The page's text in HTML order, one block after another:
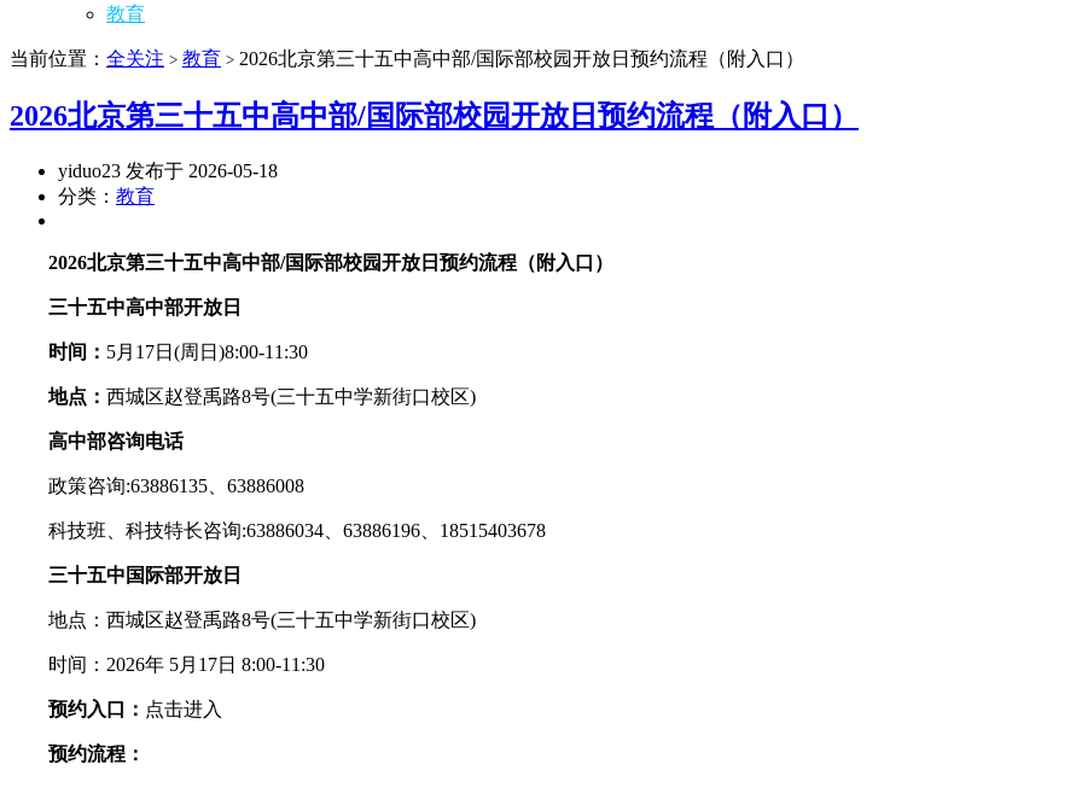
教育
当前位置： 全关注 > 教育 > 2026北京第三十五中高中部/国际部校园开放日预约流程（附入口）
2026北京第三十五中高中部/国际部校园开放日预约流程（附入口）
yiduo23 发布于 2026-05-18
分类： 教育
2026北京第三十五中高中部/国际部校园开放日预约流程（附入口）
三十五中高中部开放日
时间： 5月17日(周日)8:00-11:30
地点： 西城区赵登禹路8号(三十五中学新街口校区)
高中部咨询电话
政策咨询:63886135、63886008
科技班、科技特长咨询:63886034、63886196、18515403678
三十五中国际部开放日
地点：西城区赵登禹路8号(三十五中学新街口校区)
时间：2026年 5月17日 8:00-11:30
预约入口： 点击进入
预约流程：